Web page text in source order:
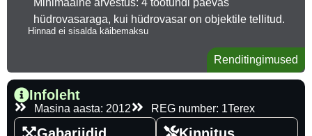
Renditingimused
hüdrovasaraga, kui hüdrovasar on objektile tellitud.
Hinnad ei sisalda käibemaksu
Infoleht
Masina aasta: 2012 REG number: 1Terex
Gabariidid Kinnitus